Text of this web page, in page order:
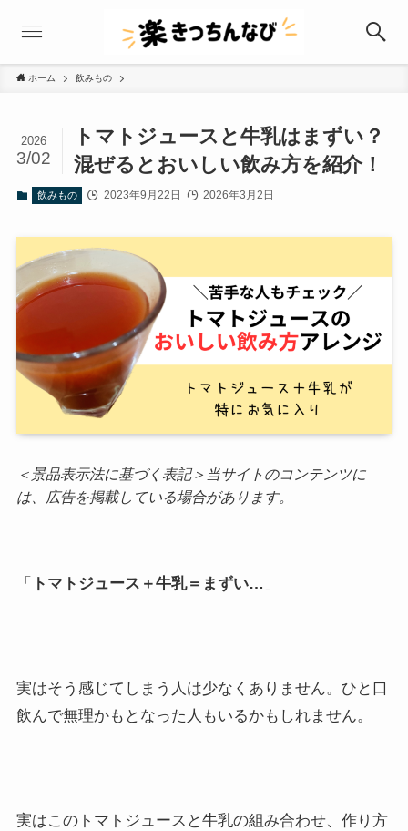
ホーム 飲みもの
トマトジュースと牛乳はまずい？
混ぜるとおいしい飲み方を紹介！
2026
3/02
飲みもの 2023年9月22日 2026年3月2日
＜景品表示法に基づく表記＞当サイトのコンテンツに
は、広告を掲載している場合があります。
「 トマトジュース＋牛乳＝まずい… 」
実はそう感じてしまう人は少なくありません。ひと口
飲んで無理かもとなった人もいるかもしれません。
実はこのトマトジュースと牛乳の組み合わせ、作り方